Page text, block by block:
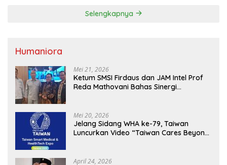
Selengkapnya
Humaniora
Mei 21, 2026
Ketum SMSI Firdaus dan JAM Intel Prof
Reda Mathovani Bahas Sinergi
MBG, Perkuat Pengawasan Program
Pemerintah
Mei 20, 2026
Jelang Sidang WHA ke-79, Taiwan
Luncurkan Video “Taiwan Cares Beyond
April 24, 2026